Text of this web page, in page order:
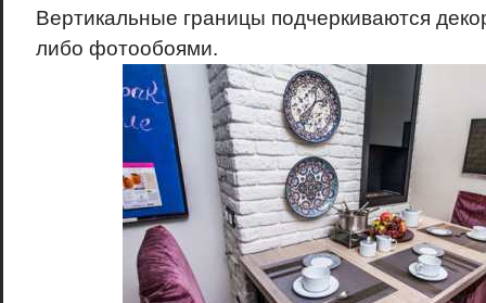
Вертикальные границы подчеркиваются
либо фотообоями.